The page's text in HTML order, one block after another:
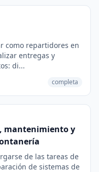
como repartidores en
entregas y
di...
completa
mantenimiento y
de las tareas de
de sistemas de